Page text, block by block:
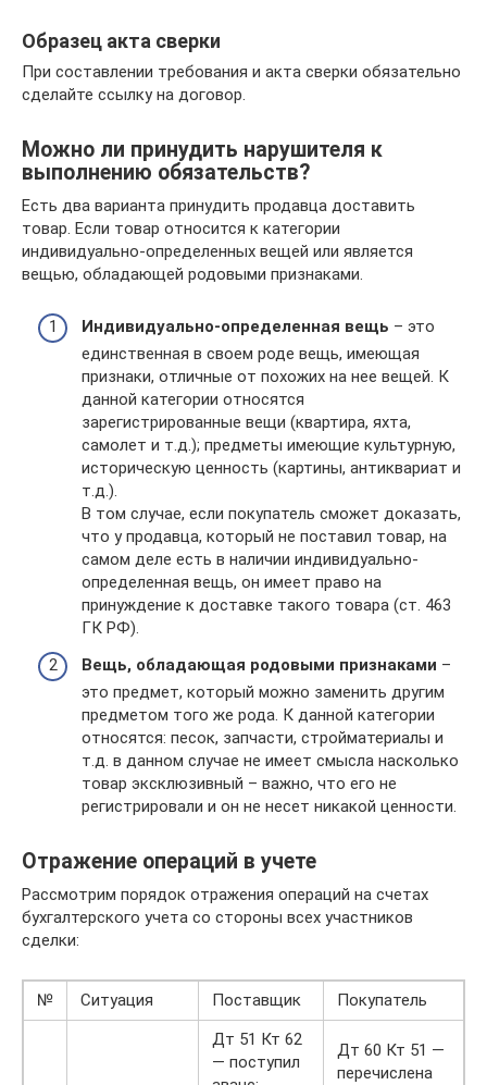
Образец акта сверки
При составлении требования и акта сверки обязательно
сделайте ссылку на договор.
Можно ли принудить нарушителя к
выполнению обязательств?
Есть два варианта принудить продавца доставить
товар. Если товар относится к категории
индивидуально-определенных вещей или является
вещью, обладающей родовыми признаками.
Индивидуально-определенная вещь – это
единственная в своем роде вещь, имеющая
признаки, отличные от похожих на нее вещей. К
данной категории относятся
зарегистрированные вещи (квартира, яхта,
самолет и т.д.); предметы имеющие культурную,
историческую ценность (картины, антиквариат и
т.д.).
В том случае, если покупатель сможет доказать,
что у продавца, который не поставил товар, на
самом деле есть в наличии индивидуально-
определенная вещь, он имеет право на
принуждение к доставке такого товара (ст. 463
ГК РФ).
Вещь, обладающая родовыми признаками –
это предмет, который можно заменить другим
предметом того же рода. К данной категории
относятся: песок, запчасти, стройматериалы и
т.д. в данном случае не имеет смысла насколько
товар эксклюзивный – важно, что его не
регистрировали и он не несет никакой ценности.
Отражение операций в учете
Рассмотрим порядок отражения операций на счетах
бухгалтерского учета со стороны всех участников
сделки:
№ Ситуация Поставщик
Покупатель
Дт 51 Кт 62
— поступил
Дт 60 Кт 51 —
перечислена